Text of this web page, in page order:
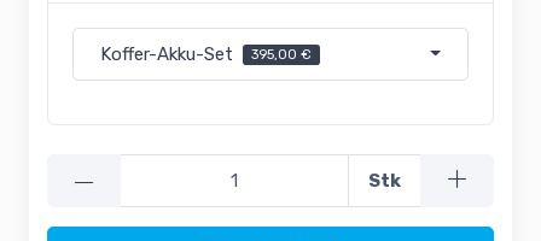
Koffer-Akku-Set 395,00 €
— Stk